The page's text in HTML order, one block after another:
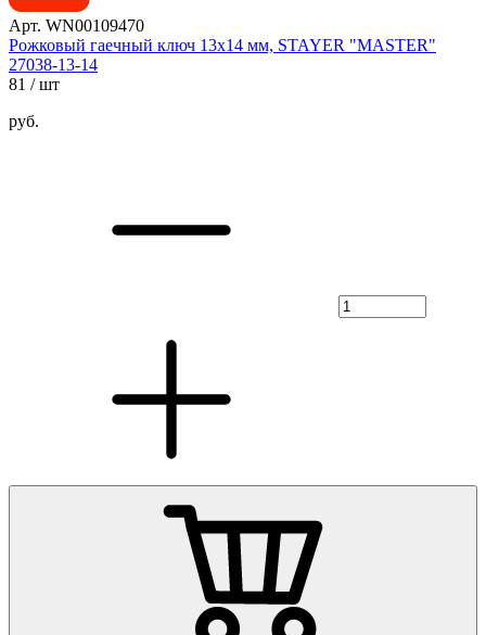
Арт. WN00109470
Рожковый гаечный ключ 13х14 мм, STAYER "MASTER"
27038-13-14
81 / шт
руб.